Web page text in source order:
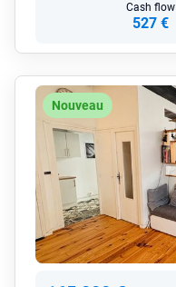
Cash flow
527 €
Nouveau